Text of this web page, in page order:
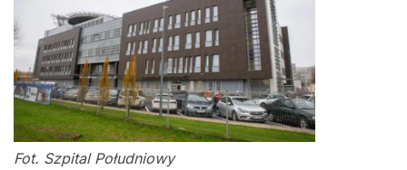
Fot. Szpital Południowy